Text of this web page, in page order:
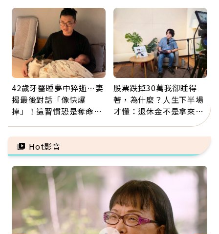
5招才能真救命
42歲牙醫睡夢中猝逝…妻
揭最後對話「像快爆
掉」！這習慣恐是奪命原
命交換
股票跌掉30萬我卻睡得
著，為什麼？人生下半場
才懂：退休金不是拿來拚
翻倍，投資可以輸，人生
不能賭
Hot影音